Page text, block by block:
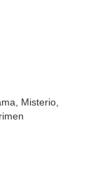
Misterio,